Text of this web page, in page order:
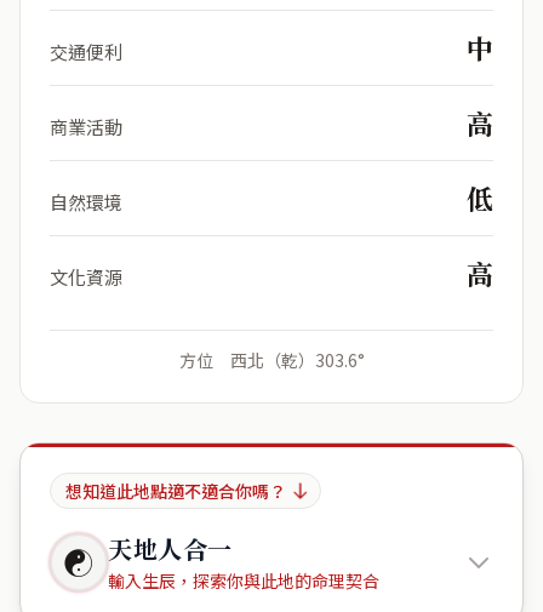
交通便利 中
商業活動 高
自然環境 低
文化資源 高
方位 西北（乾）303.6°
想知道此地點適不適合你嗎？
☯ 天地人合一
輸入生辰，探索你與此地的命理契合